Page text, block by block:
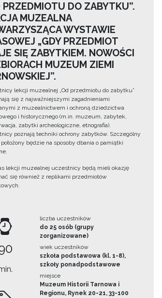
PRZEDMIOTU DO ZABYTKU”.
MUZEALNA
WYSTAWIE
„GDY PRZEDMIOT
SIĘ ZABYTKIEM. NOWOŚCI
MUZEUM ZIEMI
lekcji muzealnej „Od przedmiotu do zabytku”
się z najważniejszymi zagadnieniami
z muzealnictwem i ochroną dziedzictwa
i historycznego (m.in. muzeum, zabytek,
zabytki archeologiczne, etnografia).
poznają techniki ochrony zabytków. Szczególny
będzie na sposoby dbania o pamiątki
lekcji muzealnej uczestnicy będą mieli okazję
się również z replikami przedmiotów
liczba uczestników
do 25 osób (grupy
zorganizowane)
wiek uczestników
szkoła podstawowa (kl. 1-8),
szkoły ponadpodstawowe
miejsce
Muzeum Historii Tarnowa i
Regionu, Rynek 20-21, 33-100